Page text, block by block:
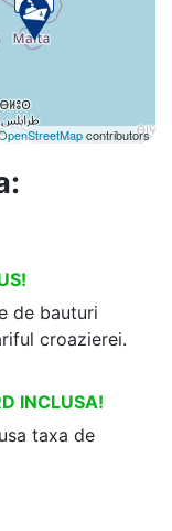
contributors
de bauturi
croazierei.
INCLUSA!
taxa de